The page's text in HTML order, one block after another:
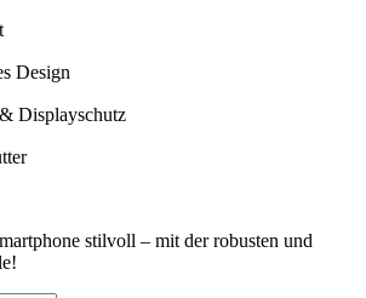
Design
Displayschutz
stilvoll – mit der robusten und